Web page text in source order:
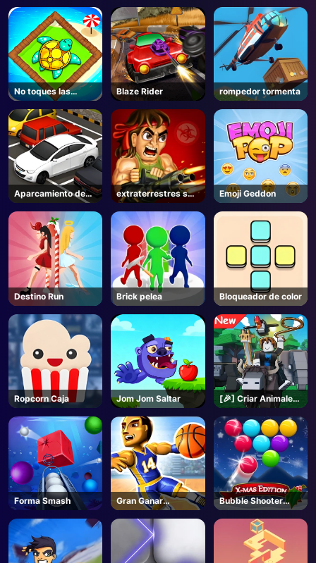
No toques las
paredes
Blaze Rider rompedor tormenta
Aparcamiento de
coches
extraterrestres se
fueron salvajes
Emoji Geddon
Destino Run Brick pelea Bloqueador de color
Ropcorn Caja Jom Jom Saltar
[🎉] Criar Animales
- Roblox
Forma Smash
Gran Ganar
Baloncesto
Bubble Shooter
Blitz